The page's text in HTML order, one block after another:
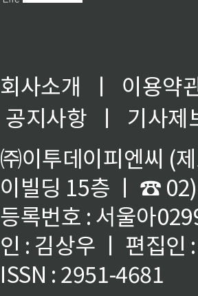
회사소개 ㅣ
이용약
공지사항
ㅣ
기사제
㈜이투데이피엔씨 (
이빌딩 15층 ㅣ ☎
등록번호 : 서울아
인 : 김상우 ㅣ 편집인
ISSN : 2951-4681